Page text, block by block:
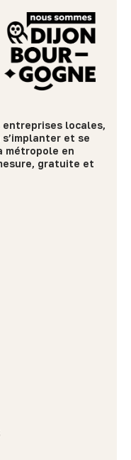
entreprises locales,
et se
métropole en
gratuite et